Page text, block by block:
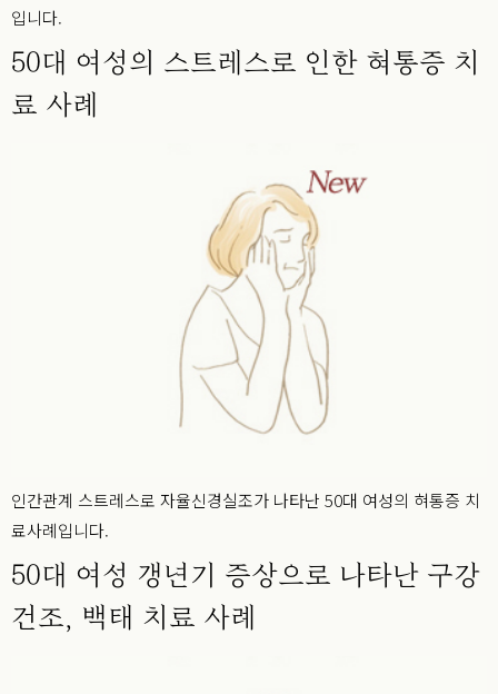
입니다.
50대 여성의 스트레스로 인한 혀통증 치
료 사례
인간관계 스트레스로 자율신경실조가 나타난 50대 여성의 혀통증 치
료사례입니다.
50대 여성 갱년기 증상으로 나타난 구강
건조, 백태 치료 사례